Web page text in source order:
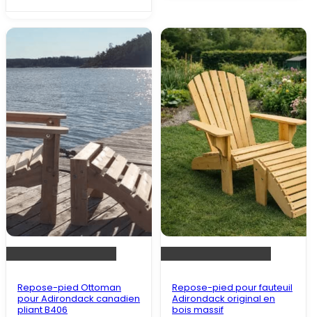
Repose-pied Ottoman
pour Adirondack canadien
pliant B406
Repose-pied pour fauteuil
Adirondack original en
bois massif